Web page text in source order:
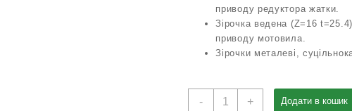
приводу редуктора жатки.
Зірочка ведена (Z=16
приводу мотовила.
Зірочки металеві,
-
Комплект
+ Додати в кошик